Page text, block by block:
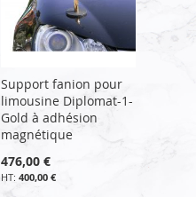
Support fanion pour
limousine Diplomat-1-
Gold à adhésion
magnétique
476,00 €
400,00 €